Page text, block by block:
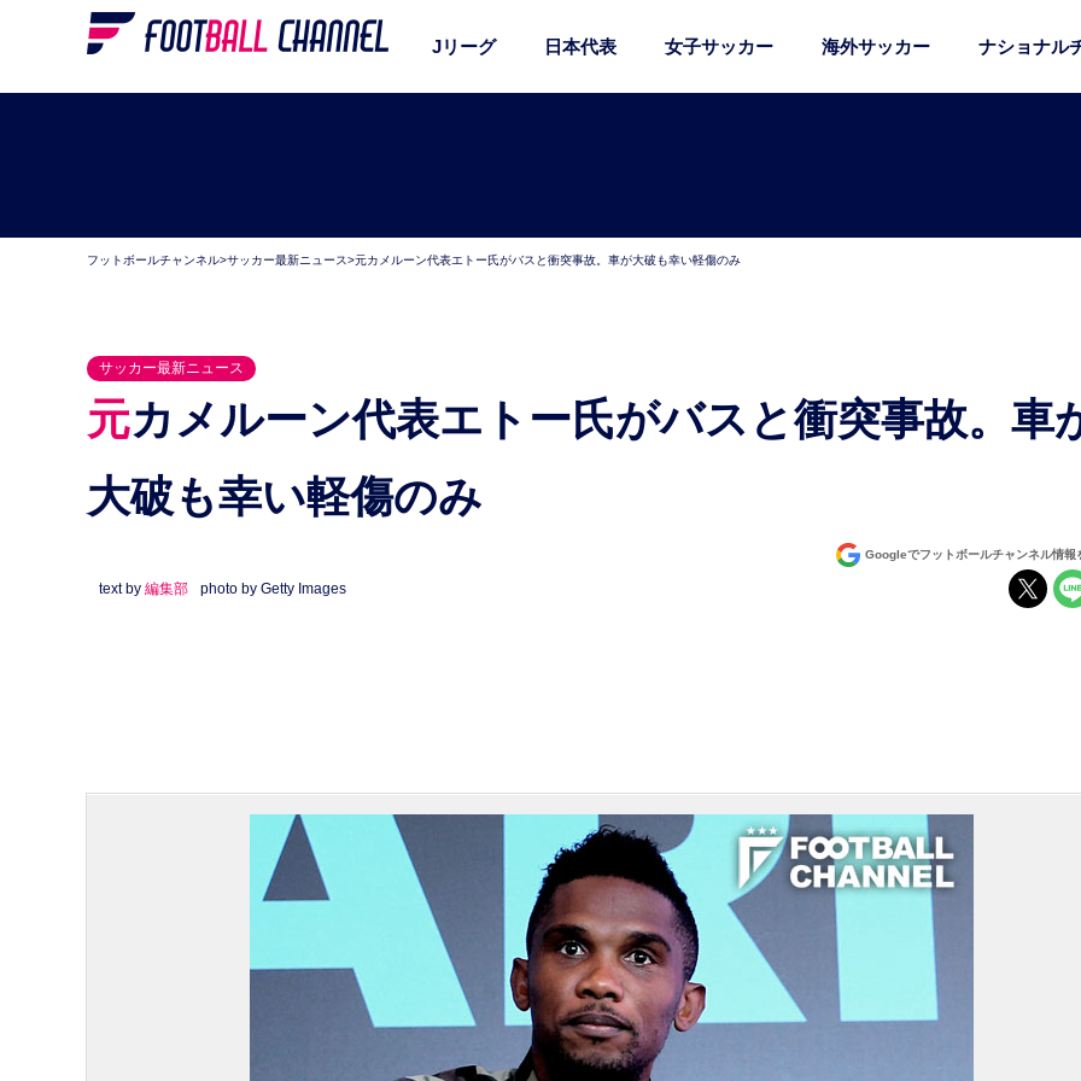
Jリーグ 日本代表 女子サッカー 海外サッカー ナショナル
フットボールチャンネル>サッカー最新ニュース>元カメルーン代表エトー氏がバスと衝突事故。車が大破も幸い軽傷のみ
サッカー最新ニュース
元カメルーン代表エトー氏がバスと衝突事故。車が
大破も幸い軽傷のみ
Googleでフットボールチャンネル情報
text by 編集部 photo by Getty Images